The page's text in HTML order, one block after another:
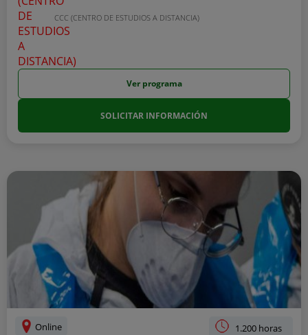
CCC (CENTRO DE ESTUDIOS A DISTANCIA)
Ver programa
SOLICITAR INFORMACIÓN
Online 1.200 horas